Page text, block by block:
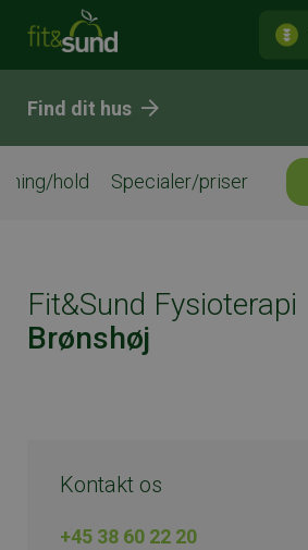
Find dit hus
hold Specialer/priser
Fit&Sund Fysioterapi
Brønshøj
Kontakt os
+45 38 60 22 20